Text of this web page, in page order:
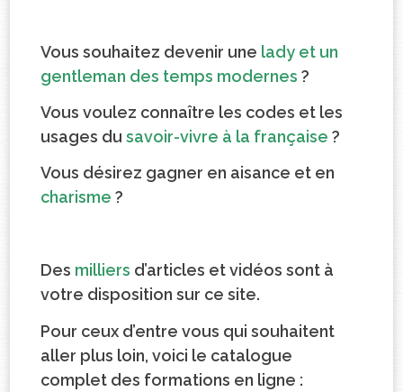
Vous souhaitez devenir une lady et un
gentleman des temps modernes ?
Vous voulez connaître les codes et les
usages dusavoir-vivre à la française ?
Vous désirez gagner en aisance et en
charisme?
Des milliers d’articles et vidéos sont à
votre disposition sur ce site.
Pour ceux d’entre vous qui souhaitent
aller plus loin, voici le catalogue
complet des formations en ligne :